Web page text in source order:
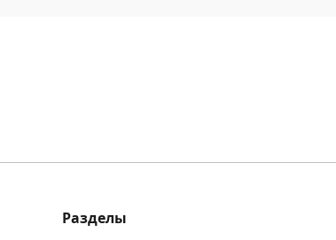
Разделы